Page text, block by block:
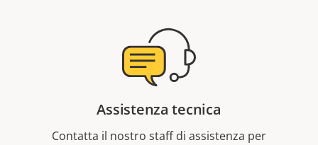
Assistenza tecnica
Contatta il nostro staff di assistenza per